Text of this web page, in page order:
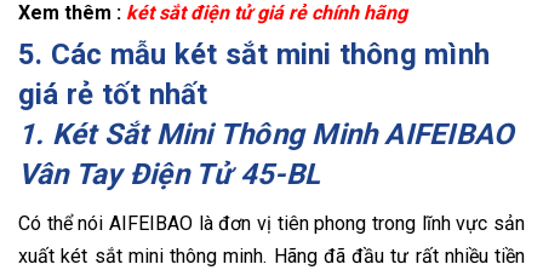
Xem thêm : két sắt điện tử giá rẻ chính hãng
5. Các mẫu két sắt mini thông mình
giá rẻ tốt nhất
1. Két Sắt Mini Thông Minh AIFEIBAO
Vân Tay Điện Tử 45-BL
Có thể nói AIFEIBAO là đơn vị tiên phong trong lĩnh vực sản
xuất két sắt mini thông minh. Hãng đã đầu tư rất nhiều tiền